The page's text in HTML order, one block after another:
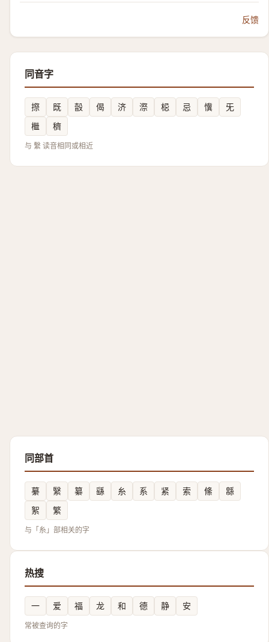
反馈
同音字
摖 既 瞉 偈 济 漈 梞 忌 懻
旡
檵
穧
与 繫 读音相同或相近
同部首
繤 繄 纂 繇 糸 系 紧 索 絛
緜
絮
繁
与「糸」部相关的字
热搜
一 爱 福 龙 和 德 静 安
常被查询的字